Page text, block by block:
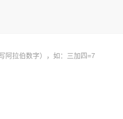
阿拉伯数字），如：三加四=7